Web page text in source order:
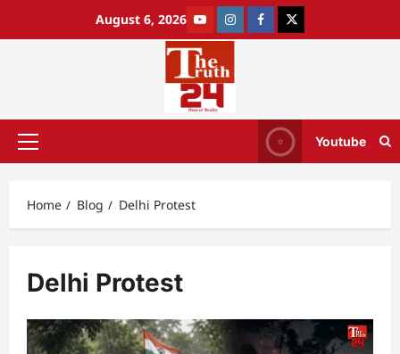
August 6, 2026
Youtube
Home Blog Delhi Protest
Delhi Protest